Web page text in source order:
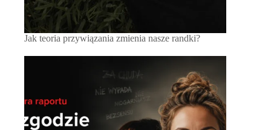
Jak teoria przywiązania zmienia nasze randki?